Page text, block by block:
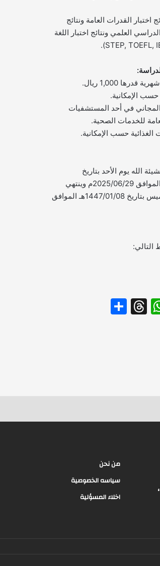
اختبار القدرات العامة ونتائج
العلمي ونتائج اختبار اللغة
المجاني في أحد المستشفيات
للخدمات الصحية.
الله يوم الأحد بتاريخ
1447/01/04هـ الموافق 2025/06/29م وينتهي
التقديم يوم الخميس بتاريخ 1447/01/08هـ الموافق
التالي:
W
T
S
من نحن
سياسه الخصوصية
اخلاء المسؤلية